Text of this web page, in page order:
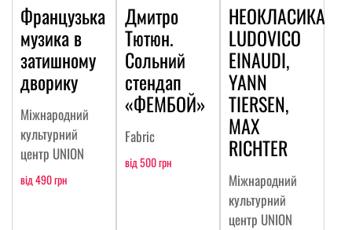
Французька
музика в
затишному
дворику
Міжнародний
культурний
центр UNION
від 490 грн
Дмитро
Тютюн.
Сольний
стендап
«ФЕМБОЙ»
Fabric
від 500 грн
НЕОКЛАСИКА:
LUDOVICO
EINAUDI,
YANN
TIERSEN,
MAX
RICHTER
Міжнародний
культурний
центр UNION